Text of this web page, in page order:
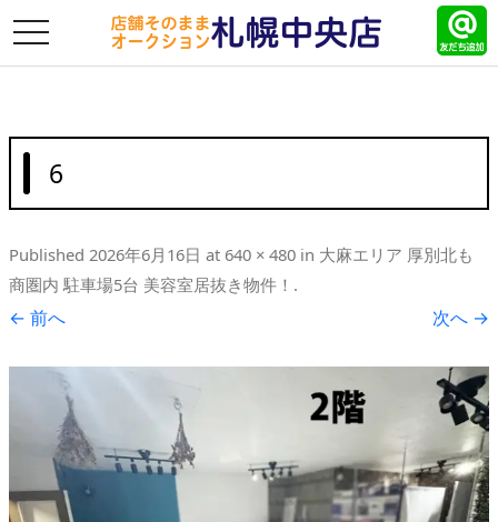
toggle
6
Published 2026年6月16日 at 640 × 480 in 大麻エリア 厚別北も
商圏内 駐車場5台 美容室居抜き物件！ .
← 前へ 次へ →